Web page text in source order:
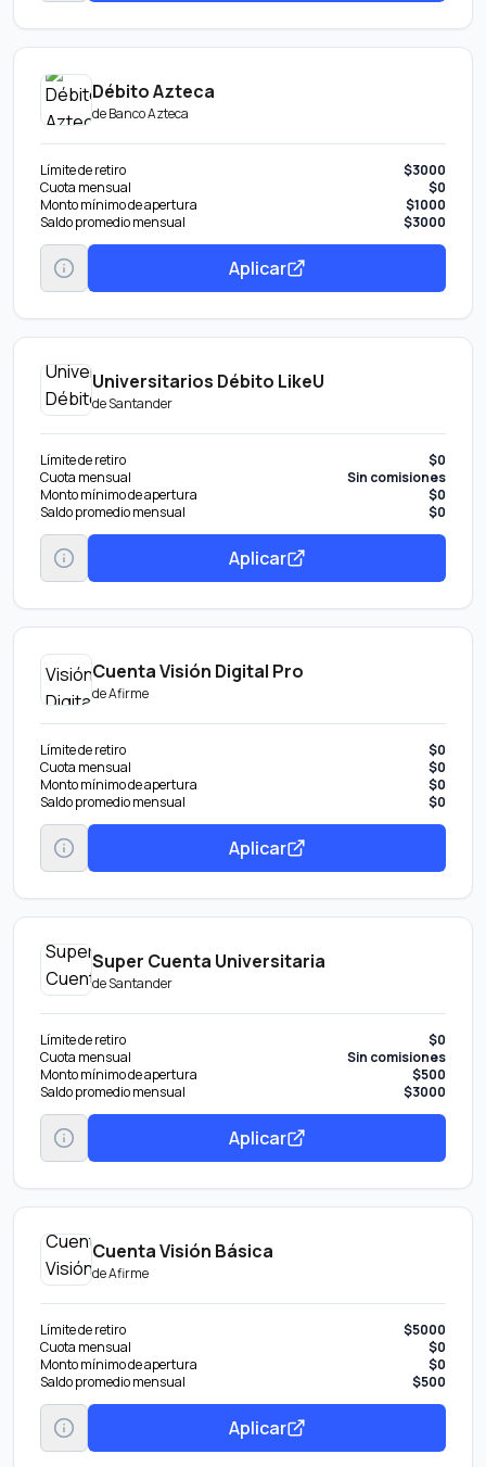
Débito Azteca
deBanco Azteca
Límite de retiro
$3000
Cuota mensual
$0
Monto mínimo de apertura
$1000
Saldo promedio mensual
$3000
Aplicar
Universitarios Débito LikeU
deSantander
Límite de retiro
$0
Cuota mensual
Sin comisiones
Monto mínimo de apertura
$0
Saldo promedio mensual
$0
Aplicar
Cuenta Visión Digital Pro
deAfirme
Límite de retiro
$0
Cuota mensual
$0
Monto mínimo de apertura
$0
Saldo promedio mensual
$0
Aplicar
Super Cuenta Universitaria
deSantander
Límite de retiro
$0
Cuota mensual
Sin comisiones
Monto mínimo de apertura
$500
Saldo promedio mensual
$3000
Aplicar
Cuenta Visión Básica
deAfirme
Límite de retiro
$5000
Cuota mensual
$0
Monto mínimo de apertura
$0
Saldo promedio mensual
$500
Aplicar